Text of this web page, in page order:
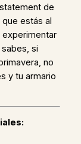
de
estás al
experimentar
si
no
y tu armario